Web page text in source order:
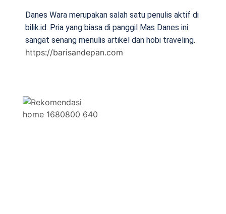
Danes Wara merupakan salah satu penulis aktif di
bilik.id. Pria yang biasa di panggil Mas Danes ini
sangat senang menulis artikel dan hobi traveling.
https://barisandepan.com